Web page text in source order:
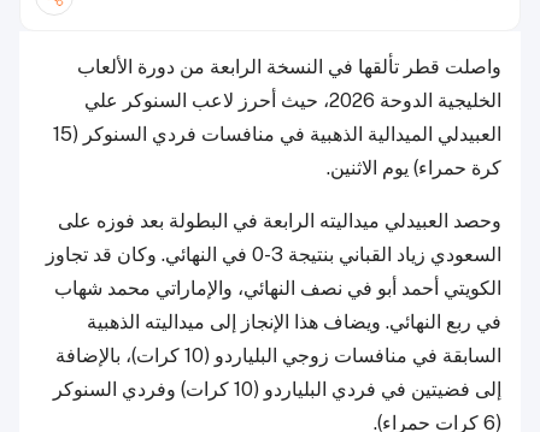
واصلت قطر تألقها في النسخة الرابعة من دورة الألعاب
الخليجية الدوحة 2026، حيث أحرز لاعب السنوكر علي
العبيدلي الميدالية الذهبية في منافسات فردي السنوكر (15
كرة حمراء) يوم الاثنين.
وحصد العبيدلي ميداليته الرابعة في البطولة بعد فوزه على
السعودي زياد القباني بنتيجة 3-0 في النهائي. وكان قد تجاوز
الكويتي أحمد أبو في نصف النهائي، والإماراتي محمد شهاب
في ربع النهائي. ويضاف هذا الإنجاز إلى ميداليته الذهبية
السابقة في منافسات زوجي البلياردو (10 كرات)، بالإضافة
إلى فضيتين في فردي البلياردو (10 كرات) وفردي السنوكر
(6 كرات حمراء).